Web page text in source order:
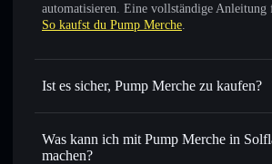
automatisieren. Eine vollständige Anleitung
So kaufst du Pump Merche.
Ist es sicher, Pump Merche zu kaufen?
Pump Merche
Was kann ich mit Pump Merche in
machen?